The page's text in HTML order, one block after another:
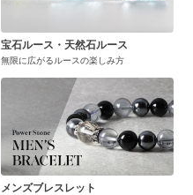
宝石ルース・天然石ルース
無限に広がるルースの楽しみ方
メンズブレスレット